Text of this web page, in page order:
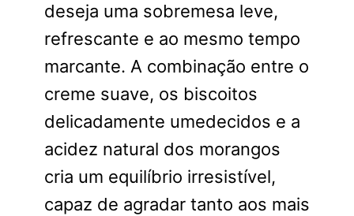
deseja uma sobremesa leve,
refrescante e ao mesmo tempo
marcante. A combinação entre o
creme suave, os biscoitos
delicadamente umedecidos e a
acidez natural dos morangos
cria um equilíbrio irresistível,
capaz de agradar tanto aos mais